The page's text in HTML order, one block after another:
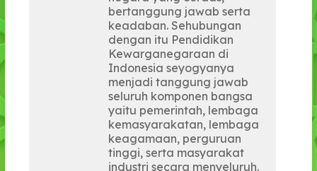
bertanggung jawab serta
keadaban. Sehubungan
dengan itu Pendidikan
Kewarganegaraan di
Indonesia seyogyanya
menjadi tanggung jawab
seluruh komponen bangsa
yaitu pemerintah, lembaga
kemasyarakatan, lembaga
keagamaan, perguruan
tinggi, serta masyarakat
industri secara menyeluruh.